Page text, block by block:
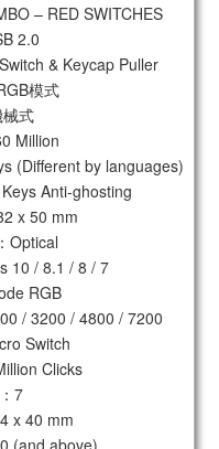
– RED SWITCHES
2.0
& Keycap Puller
模式
式
Million
(Different by languages)
Anti-ghosting
x 50 mm
Optical
10 / 8.1 / 8 / 7
RGB
/ 3200 / 4800 / 7200
Switch
Clicks
7
x 40 mm
(and above)